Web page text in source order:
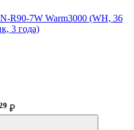
R90-7W Warm3000 (WH, 36
3 года)
₽